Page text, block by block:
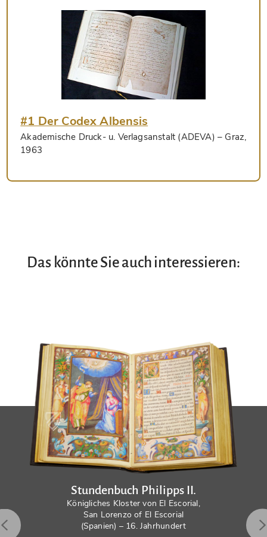
#1 Der Codex Albensis
Akademische Druck- u. Verlagsanstalt (ADEVA) – Graz,
1963
Das könnte Sie auch interessieren:
Stundenbuch Philipps II.
Königliches Kloster von El Escorial,
San Lorenzo of El Escorial
(Spanien) – 16. Jahrhundert